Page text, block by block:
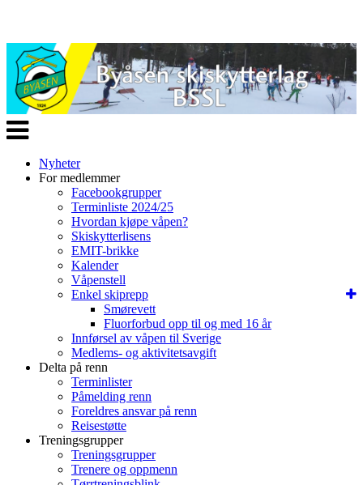
Veksle
navigasjon
Nyheter
For medlemmer
Facebookgrupper
Terminliste 2024/25
Hvordan kjøpe våpen?
Skiskytterlisens
EMIT-brikke
Kalender
Våpenstell
Enkel skiprepp
Smørevett
Fluorforbud opp til og med 16 år
Innførsel av våpen til Sverige
Medlems- og aktivitetsavgift
Delta på renn
Terminlister
Påmelding renn
Foreldres ansvar på renn
Reisestøtte
Treningsgrupper
Treningsgrupper
Trenere og oppmenn